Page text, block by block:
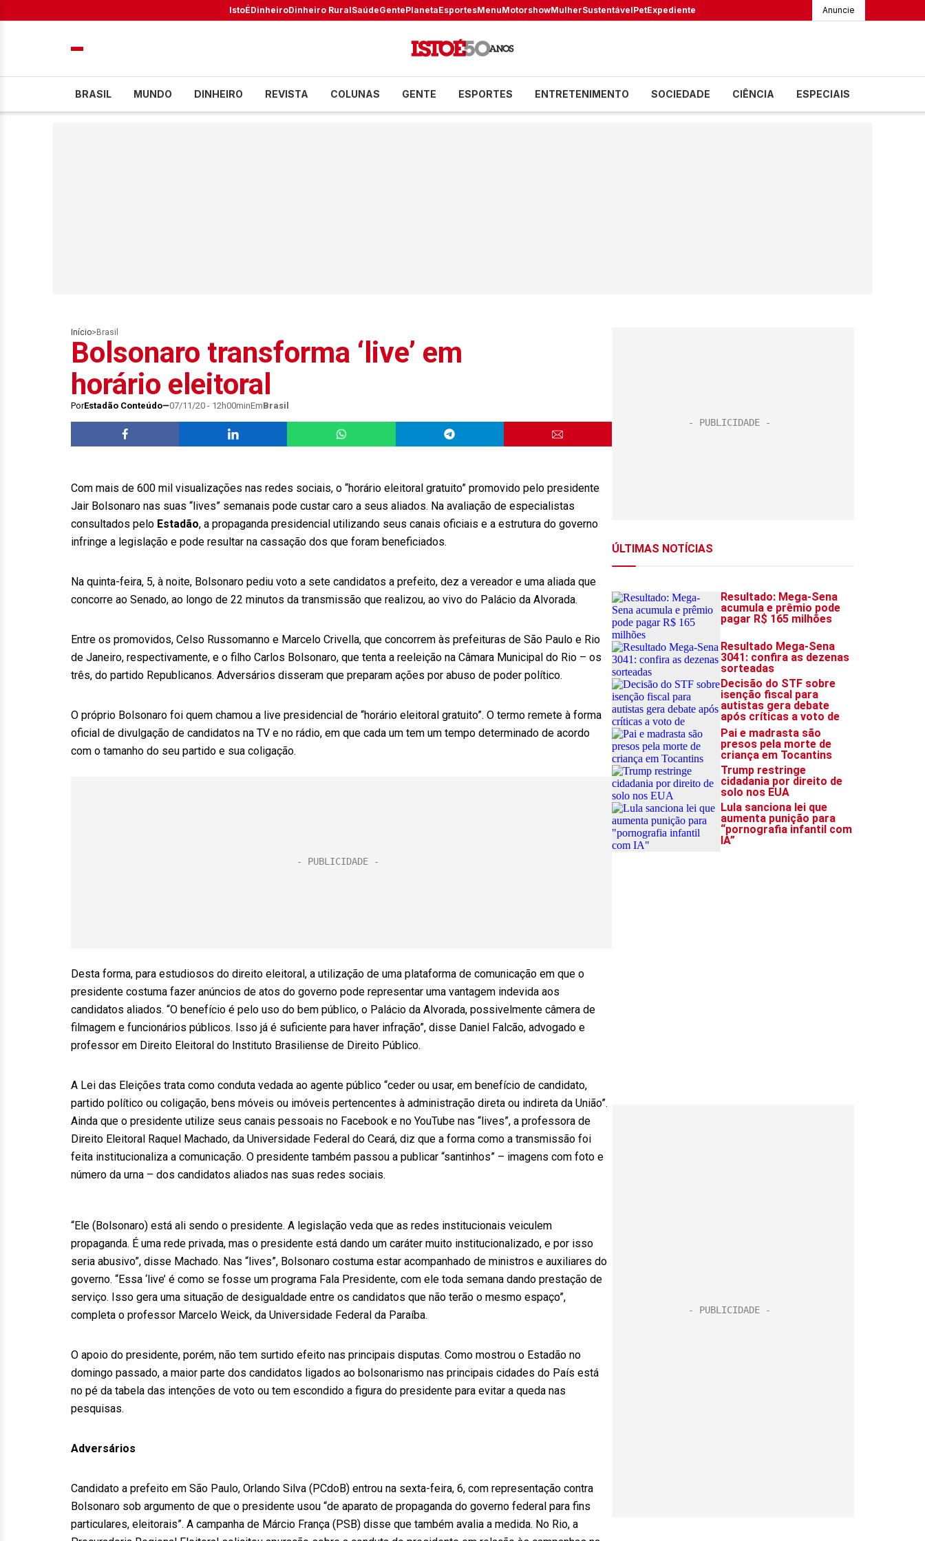
IstoÉDinheiroDinheiro RuralSaúdeGentePlanetaEsportesMenuMotorshowMulherSustentávelPetExpediente Anuncie
BRASIL MUNDO DINHEIRO REVISTA COLUNAS GENTE ESPORTES ENTRETENIMENTO SOCIEDADE CIÊNCIA ESPECIAIS
Início> Brasil
Bolsonaro transforma ‘live’ em
horário eleitoral
PorEstadão Conteúdo 07/11/20 - 12h00minEmBrasil
Com mais de 600 mil visualizações nas redes sociais, o “horário eleitoral gratuito” promovido pelo presidente
Jair Bolsonaro nas suas “lives” semanais pode custar caro a seus aliados. Na avaliação de especialistas
consultados pelo Estadão, a propaganda presidencial utilizando seus canais oficiais e a estrutura do governo
infringe a legislação e pode resultar na cassação dos que foram beneficiados.
Na quinta-feira, 5, à noite, Bolsonaro pediu voto a sete candidatos a prefeito, dez a vereador e uma aliada que
concorre ao Senado, ao longo de 22 minutos da transmissão que realizou, ao vivo do Palácio da Alvorada.
Entre os promovidos, Celso Russomanno e Marcelo Crivella, que concorrem às prefeituras de São Paulo e Rio
de Janeiro, respectivamente, e o filho Carlos Bolsonaro, que tenta a reeleição na Câmara Municipal do Rio – os
três, do partido Republicanos. Adversários disseram que preparam ações por abuso de poder político.
O próprio Bolsonaro foi quem chamou a live presidencial de “horário eleitoral gratuito”. O termo remete à forma
oficial de divulgação de candidatos na TV e no rádio, em que cada um tem um tempo determinado de acordo
com o tamanho do seu partido e sua coligação.
Desta forma, para estudiosos do direito eleitoral, a utilização de uma plataforma de comunicação em que o
presidente costuma fazer anúncios de atos do governo pode representar uma vantagem indevida aos
candidatos aliados. “O benefício é pelo uso do bem público, o Palácio da Alvorada, possivelmente câmera de
filmagem e funcionários públicos. Isso já é suficiente para haver infração”, disse Daniel Falcão, advogado e
professor em Direito Eleitoral do Instituto Brasiliense de Direito Público.
A Lei das Eleições trata como conduta vedada ao agente público “ceder ou usar, em benefício de candidato,
partido político ou coligação, bens móveis ou imóveis pertencentes à administração direta ou indireta da União”.
Ainda que o presidente utilize seus canais pessoais no Facebook e no YouTube nas “lives”, a professora de
Direito Eleitoral Raquel Machado, da Universidade Federal do Ceará, diz que a forma como a transmissão foi
feita institucionaliza a comunicação. O presidente também passou a publicar “santinhos” – imagens com foto e
número da urna – dos candidatos aliados nas suas redes sociais.
“Ele (Bolsonaro) está ali sendo o presidente. A legislação veda que as redes institucionais veiculem
propaganda. É uma rede privada, mas o presidente está dando um caráter muito institucionalizado, e por isso
seria abusivo”, disse Machado. Nas “lives”, Bolsonaro costuma estar acompanhado de ministros e auxiliares do
governo. “Essa ‘live’ é como se fosse um programa Fala Presidente, com ele toda semana dando prestação de
serviço. Isso gera uma situação de desigualdade entre os candidatos que não terão o mesmo espaço”,
completa o professor Marcelo Weick, da Universidade Federal da Paraíba.
O apoio do presidente, porém, não tem surtido efeito nas principais disputas. Como mostrou o Estadão no
domingo passado, a maior parte dos candidatos ligados ao bolsonarismo nas principais cidades do País está
no pé da tabela das intenções de voto ou tem escondido a figura do presidente para evitar a queda nas
pesquisas.
Adversários
Candidato a prefeito em São Paulo, Orlando Silva (PCdoB) entrou na sexta-feira, 6, com representação contra
Bolsonaro sob argumento de que o presidente usou “de aparato de propaganda do governo federal para fins
particulares, eleitorais”. A campanha de Márcio França (PSB) disse que também avalia a medida. No Rio, a